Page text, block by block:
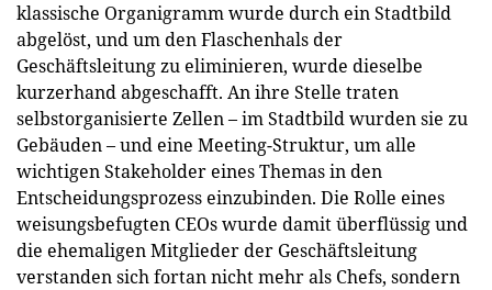
klassische Organigramm wurde durch ein Stadtbild
abgelöst, und um den Flaschenhals der
Geschäftsleitung zu eliminieren, wurde dieselbe
kurzerhand abgeschafft. An ihre Stelle traten
selbstorganisierte Zellen – im Stadtbild wurden sie zu
Gebäuden – und eine Meeting-Struktur, um alle
wichtigen Stakeholder eines Themas in den
Entscheidungsprozess einzubinden. Die Rolle eines
weisungsbefugten CEOs wurde damit überflüssig und
die ehemaligen Mitglieder der Geschäftsleitung
verstanden sich fortan nicht mehr als Chefs, sondern